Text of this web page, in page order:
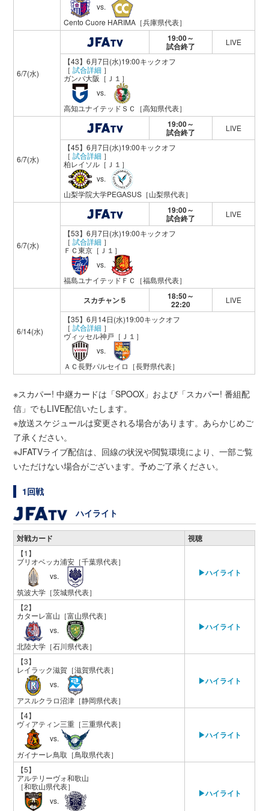
vs.
Cento Cuore HARIMA ［兵庫県代表］
6/7(水)
19:00～
試合終了
LIVE
【43】6月7日(水)19:00キックオフ
［試合詳細 ］
ガンバ大阪 ［Ｊ１］
vs.
高知ユナイテッドＳＣ
［高知県代表］
6/7(水)
19:00～
試合終了
LIVE
【45】6月7日(水)19:00キックオフ
［試合詳細 ］
柏レイソル ［Ｊ１］
vs.
山梨学院大学PEGASUS ［山梨県代表］
6/7(水)
19:00～
試合終了
LIVE
【53】6月7日(水)19:00キックオフ
［試合詳細 ］
ＦＣ東京 ［Ｊ１］
vs.
福島ユナイテッドＦＣ
［福島県代表］
6/14(水)
スカチャン５ 18:50～
22:20
LIVE
【35】6月14日(水)19:00キックオフ
［試合詳細 ］
ヴィッセル神戸 ［Ｊ１］
vs.
ＡＣ長野パルセイロ ［長野県代表］
※スカパー! 中継カードは「SPOOX」および「スカパー! 番組配
信」でもLIVE配信いたします。
※放送スケジュールは変更される場合があります。あらかじめご
了承ください。
※JFATVライブ配信は、回線の状況や閲覧環境により、一部ご覧
いただけない場合がございます。予めご了承ください。
1回戦
ハイライト
対戦カード 視聴
【1】
ブリオベッカ浦安 ［千葉県代表］
vs.
筑波大学 ［茨城県代表］
▶ハイライト
【2】
カターレ富山 ［富山県代表］
vs.
北陸大学 ［石川県代表］
▶ハイライト
【3】
レイラック滋賀 ［滋賀県代表］
vs.
アスルクラロ沼津 ［静岡県代表］
▶ハイライト
【4】
ヴィアティン三重 ［三重県代表］
vs.
ガイナーレ鳥取 ［鳥取県代表］
▶ハイライト
【5】
アルテリーヴォ和歌山
［和歌山県代表］
vs.
▶ハイライト